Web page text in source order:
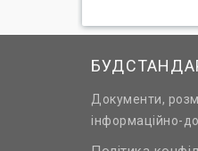
Документи,
інформаційно-